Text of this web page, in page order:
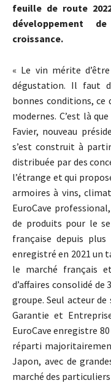
feuille de route
développement
croissance.
« Le vin mérite
dégustation. Il faut
bonnes conditions, ce
modernes. C’est là
Favier, nouveau
s’est construit à
distribuée par des
l’étrange et qui
armoires à vins,
EuroCave
de produits pour le
française depuis plus
enregistré en 2021 un
le marché français
d’affaires consolidé de
groupe. Seul acteur
Garantie et
EuroCave enregistre
réparti
Japon, avec de
marché des